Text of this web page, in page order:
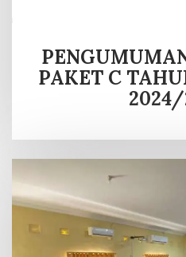
PAKET C